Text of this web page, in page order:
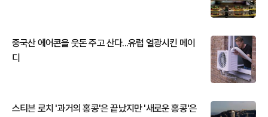
중국산 에어콘을 웃돈 주고 산다...유럽 열광시킨 메이
디
스티븐 로치 '과거의 홍콩'은 끝났지만 '새로운 홍콩'은